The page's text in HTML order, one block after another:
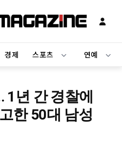
경제 스포츠 연예
1년 간 경찰에
한 50대 남성